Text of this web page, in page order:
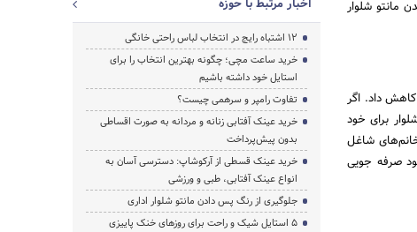
مانتو شلوار
داد. اگر
برای خود
شاغل
صرفه جویی
اخبار مرتبط با حوزه
۱۲ اشتباه رایج در انتخاب لباس راحتی خانگی
خرید ساعت مچی؛ چگونه بهترین انتخاب را برای
استایل خود داشته باشیم
تفاوت رامپر و سرهمی چیست؟
خرید عینک آفتابی زنانه و مردانه به صورت اقساطی
بدون پیش‌پرداخت
خرید عینک قسطی از آرکوشاپ: دسترسی آسان به
انواع عینک آفتابی، طبی و ورزشی
جلوگیری از رنگ پس دادن مانتو شلوار اداری
۵ استایل شیک و راحت برای روزهای خنک پاییزی